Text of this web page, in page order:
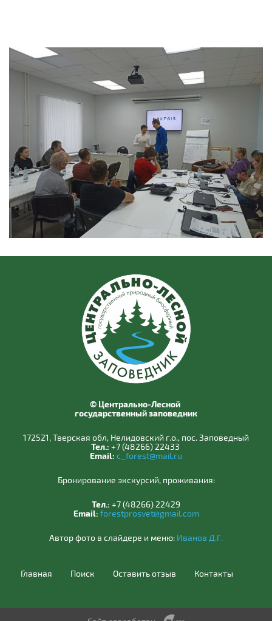
© Центрально-Лесной
государственный заповедник
172521, Тверская обл, Нелидовский г.о., пос. Заповедный
Тел.: +7 (48266) 22433
Email: c_forest@mail.ru
Бронирование экскурсий, проживания:
Тел.: +7 (48266) 22429
Email: forestprosvet@gmail.com
Автор фото в слайдере и меню: Иванов Д.Г.
Главная Поиск Оставить отзыв Контакты